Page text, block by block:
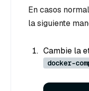
En casos
la siguiente
Cambie la
docker-